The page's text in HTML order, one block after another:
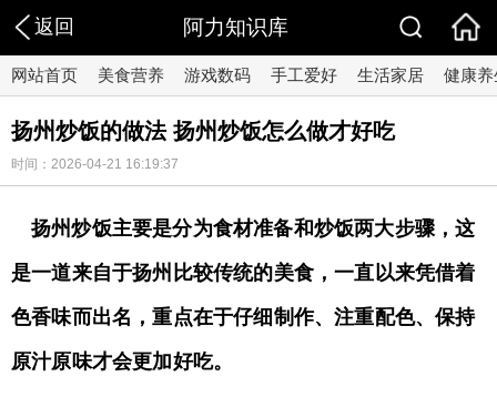
返回 阿力知识库
网站首页 美食营养 游戏数码 手工爱好 生活家居 健康养
扬州炒饭的做法 扬州炒饭怎么做才好吃
时间：2026-04-21 16:19:37
扬州炒饭主要是分为食材准备和炒饭两大步骤，这
是一道来自于扬州比较传统的美食，一直以来凭借着
色香味而出名，重点在于仔细制作、注重配色、保持
原汁原味才会更加好吃。